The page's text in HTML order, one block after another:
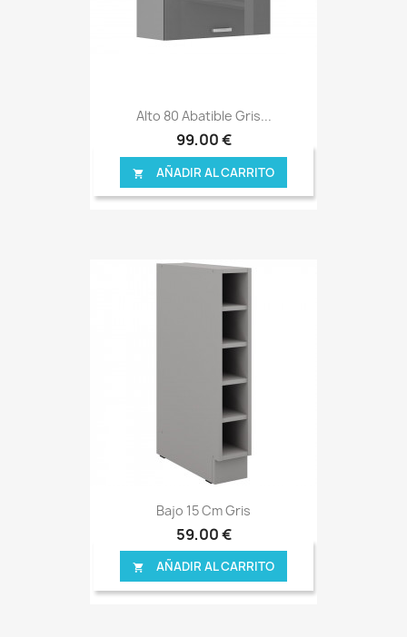
Alto 80 Abatible Gris...
99,00 €
 AÑADIR AL CARRITO
Bajo 15 Cm Gris
59,00 €
 AÑADIR AL CARRITO